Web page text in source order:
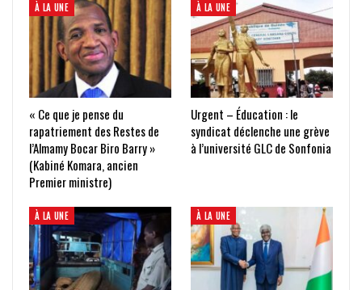
À LA UNE
« Ce que je pense du
rapatriement des Restes de
l’Almamy Bocar Biro Barry »
(Kabiné Komara, ancien
Premier ministre)
À LA UNE
Urgent – Éducation : le
syndicat déclenche une grève
à l’université GLC de Sonfonia
À LA UNE À LA UNE